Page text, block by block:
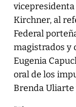
vicepresidenta
Kirchner, al
Federal
magistrados y
Eugenia
oral de los
Brenda Uliarte